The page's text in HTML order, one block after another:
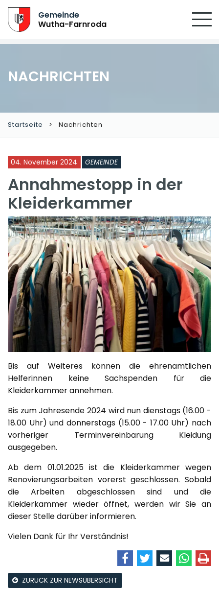
Gemeinde
Wutha-Farnroda
NACHRICHTEN
Startseite Nachrichten
04. November 2024 GEMEINDE
Annahmestopp in der
Kleiderkammer
Bis auf Weiteres können die ehrenamtlichen
Helferinnen keine Sachspenden für die
Kleiderkammer annehmen.
Bis zum Jahresende 2024 wird nun dienstags (16.00 -
18.00 Uhr) und donnerstags (15.00 - 17.00 Uhr) nach
vorheriger Terminvereinbarung Kleidung
ausgegeben.
Ab dem 01.01.2025 ist die Kleiderkammer wegen
Renovierungsarbeiten vorerst geschlossen. Sobald
die Arbeiten abgeschlossen sind und die
Kleiderkammer wieder öffnet, werden wir Sie an
dieser Stelle darüber informieren.
Vielen Dank für Ihr Verständnis!
ZURÜCK ZUR NEWSÜBERSICHT